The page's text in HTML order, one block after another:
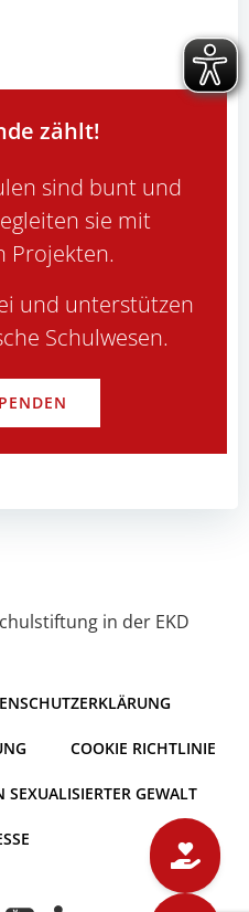
zählt!
sind bunt und
sie mit
Projekten.
und unterstützen
Schulwesen.
in der EKD
COOKIE RICHTLINIE
SEXUALISIERTER GEWALT